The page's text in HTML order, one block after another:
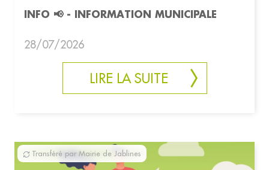
INFO 📢 - INFORMATION MUNICIPALE
28/07/2026
LIRE LA SUITE
Transféré par Mairie de Jablines